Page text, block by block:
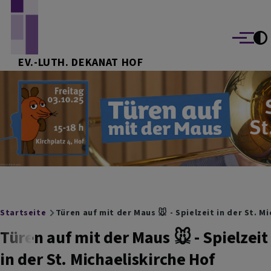
EV.-LUTH. DEKANAT HOF
Menü
Breadcrumb
Startseite Türen auf mit der Maus 🐭 - Spielzeit in der St.
Türen auf mit der Maus 🐭 - Spielzeit
in der St. Michaeliskirche Hof